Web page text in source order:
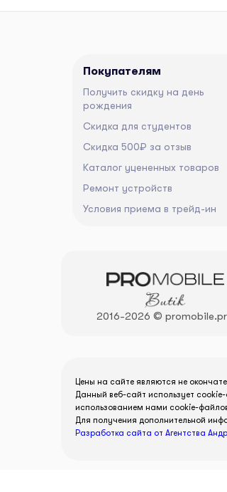
Покупателям
Получить скидку на день
рождения
Скидка для студентов
Скидка 500₽ за отзыв
Каталог уцененных товаров
Ремонт устройств
Условия приема в трейд-ин
2016-2026 ©
Цены на сайте являются не
Данный веб-сайт использует
использованием нами cookie-
Для получения дополнительной
Разработка сайта от Агентства